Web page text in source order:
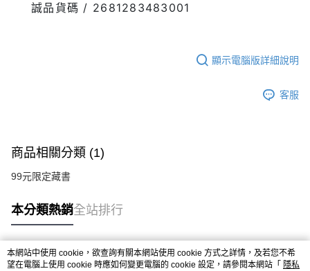
誠品貨碼 / 2681283483001
顯示電腦版詳細說明
客服
商品相關分類 (1)
99元限定藏書
本分類熱銷全站排行
熱門標籤
本網站中使用 cookie，欲查詢有關本網站使用 cookie 方式之詳情，及若您不希
望在電腦上使用 cookie 時應如何變更電腦的 cookie 設定，請參閱本網站「 隱私